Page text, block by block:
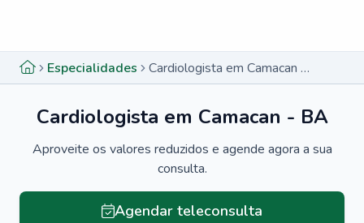
Especialidades Cardiologista em Camacan - BA
Cardiologista em Camacan - BA
Aproveite os valores reduzidos e agende agora a sua
consulta.
Agendar teleconsulta